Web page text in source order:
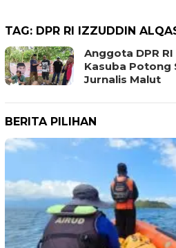
TAG: DPR RI IZZUDDIN
Anggota DPR
Kasuba Potong
Jurnalis Malut
BERITA PILIHAN